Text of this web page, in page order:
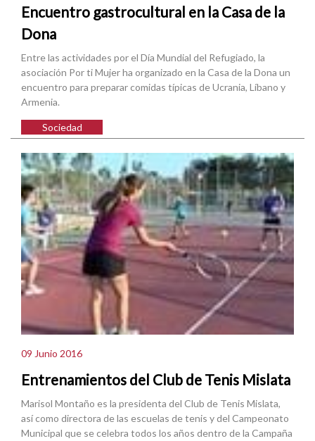
Encuentro gastrocultural en la Casa de la
Dona
Entre las actividades por el Día Mundial del Refugiado, la
asociación Por ti Mujer ha organizado en la Casa de la Dona un
encuentro para preparar comidas típicas de Ucrania, Líbano y
Armenia.
Sociedad
09 Junio 2016
Entrenamientos del Club de Tenis Mislata
Marisol Montaño es la presidenta del Club de Tenis Mislata,
así como directora de las escuelas de tenis y del Campeonato
Municipal que se celebra todos los años dentro de la Campaña